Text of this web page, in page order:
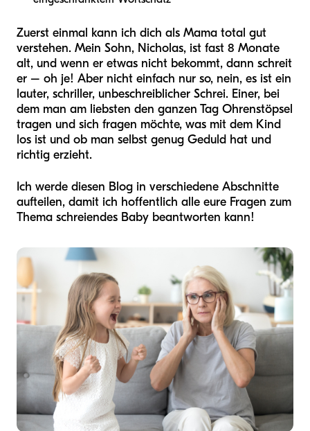
Zuerst einmal kann ich dich als Mama total gut
verstehen. Mein Sohn, Nicholas, ist fast 8 Monate
alt, und wenn er etwas nicht bekommt, dann schreit
er – oh je! Aber nicht einfach nur so, nein, es ist ein
lauter, schriller, unbeschreiblicher Schrei. Einer, bei
dem man am liebsten den ganzen Tag Ohrenstöpsel
tragen und sich fragen möchte, was mit dem Kind
los ist und ob man selbst genug Geduld hat und
richtig erzieht.
Ich werde diesen Blog in verschiedene Abschnitte
aufteilen, damit ich hoffentlich alle eure Fragen zum
Thema schreiendes Baby beantworten kann!